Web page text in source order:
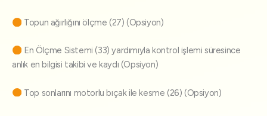
Topun ağırlığını ölçme (27) (Opsiyon)
En Ölçme Sistemi (33) yardımıyla kontrol işlemi süresince
anlık en bilgisi takibi ve kaydı (Opsiyon)
Top sonlarını motorlu bıçak ile kesme (26) (Opsiyon)